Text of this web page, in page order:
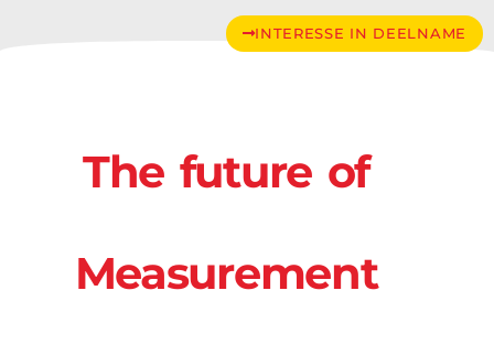
INTERESSE IN DEELNAME
The future of
Measurement